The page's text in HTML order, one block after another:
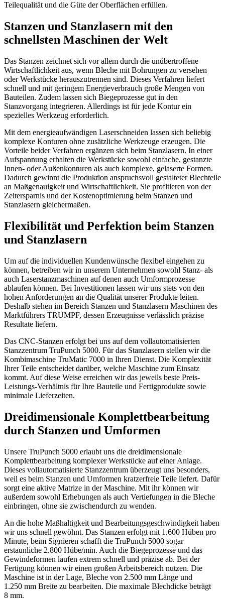
Teilequalität und die Güte der Oberflächen erfüllen.
Stanzen und Stanzlasern mit den
schnellsten Maschinen der Welt
Das Stanzen zeichnet sich vor allem durch die unübertroffene
Wirtschaftlichkeit aus, wenn Bleche mit Bohrungen zu versehen
oder Werkstücke herauszutrennen sind. Dieses Verfahren liefert
schnell und mit geringem Energieverbrauch große Mengen von
Bauteilen. Zudem lassen sich Biegeprozesse gut in den
Stanzvorgang integrieren. Allerdings ist für jede Kontur ein
spezielles Werkzeug erforderlich.
Mit dem energieaufwändigen Laserschneiden lassen sich beliebig
komplexe Konturen ohne zusätzliche Werkzeuge erzeugen. Die
Vorteile beider Verfahren ergänzen sich beim Stanzlasern. In einer
Aufspannung erhalten die Werkstücke sowohl einfache, gestanzte
Innen- oder Außenkonturen als auch komplexe, gelaserte Formen.
Dadurch gewinnt die Produktion anspruchsvoll gestalteter Blechteile
an Maßgenauigkeit und Wirtschaftlichkeit. Sie profitieren von der
Zeitersparnis und der Kostenoptimierung beim Stanzen und
Stanzlasern gleichermaßen.
Flexibilität und Perfektion beim Stanzen
und Stanzlasern
Um auf die individuellen Kundenwünsche flexibel eingehen zu
können, betreiben wir in unserem Unternehmen sowohl Stanz- als
auch Laserstanzmaschinen auf denen auch Umformprozesse
ablaufen können. Bei Investitionen lassen wir uns stets von den
hohen Anforderungen an die Qualität unserer Produkte leiten.
Deshalb stehen im Bereich Stanzen und Stanzlasern Maschinen des
Marktführers TRUMPF, dessen Erzeugnisse verlässlich präzise
Resultate liefern.
Das CNC-Stanzen erfolgt bei uns auf dem vollautomatisierten
Stanzzentrum TruPunch 5000. Für das Stanzlasern stellen wir die
Kombimaschine TruMatic 7000 in Ihren Dienst. Die Komplexität
Ihrer Teile entscheidet darüber, welche Maschine zum Einsatz
kommt. Auf diese Weise erreichen wir das jeweils beste Preis-
Leistungs-Verhältnis für Ihre Bauteile und Fertigprodukte sowie
minimale Lieferzeiten.
Dreidimensionale Komplettbearbeitung
durch Stanzen und Umformen
Unsere TruPunch 5000 erlaubt uns die dreidimensionale
Komplettbearbeitung komplexer Werkstücke auf einer Anlage.
Dieses vollautomatisierte Stanzzentrum überzeugt uns besonders,
weil es beim Stanzen und Umformen kratzerfreie Teile liefert. Dafür
sorgt eine aktive Matrize in der Maschine. Mit ihr können wir
außerdem sowohl Erhebungen als auch Vertiefungen in die Bleche
einbringen, ohne sie zwischendurch zu wenden.
An die hohe Maßhaltigkeit und Bearbeitungsgeschwindigkeit haben
wir uns schnell gewöhnt. Das Stanzen erfolgt mit 1.600 Hüben pro
Minute, beim Signieren schafft die TruPunch 5000 sogar
erstaunliche 2.800 Hübe/min. Auch die Biegeprozesse und das
Gewindeformen laufen extrem schnell und präzise ab. Bei der
Fertigung können wir einen großen Arbeitsbereich nutzen. Die
Maschine ist in der Lage, Bleche von 2.500 mm Länge und
1.250 mm Breite zu bearbeiten. Die maximale Blechdicke beträgt
8 mm.